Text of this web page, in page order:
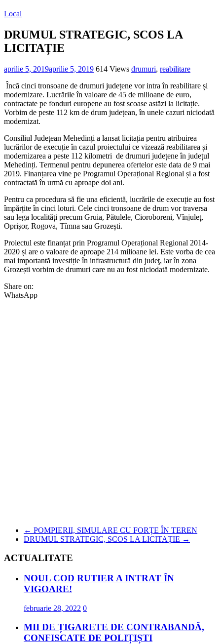
Local
DRUMUL STRATEGIC, SCOS LA
LICITAȚIE
aprilie 5, 2019aprilie 5, 2019 614 Views drumuri, reabilitare
Încă cinci tronsoane de drumuri județene vor intra în reabilitare și
modernizare. Lucrările în valoare de 45 de milioane de euro,
contractate pe fonduri europene au fost scoase astăzi la licitație.
Vorbim de peste 112 km de drum județean, în unele cazuri niciodată
modernizat.
Consiliul Județean Mehedinți a lansat licitația pentru atribuirea
lucrărilor de execuție în cazul proiectului ce vizează reabilitarea și
modernizarea a peste 112 kilometri de drumuri județene în județul
Mehedinți. Termenul pentru depunerea ofertelor este data de 9 mai
2019. Finanțarea vine pe Programul Operațional Regional și a fost
contractată în urmă cu aproape doi ani.
Pentru ca procedura să fie una eficientă, lucrările de execuție au fost
împărțite în cinci loturi. Cele cinci tronsoane de drum vor traversa
sau lega localități precum Gruia, Pătulele, Cioroboreni, Vînjuleț,
Oprișor, Rogova, Tîmna sau Grozești.
Proiectul este finanțat prin Programul Operațional Regional 2014-
2020 și are o valoare de aproape 214 milioane lei. Este vorba de cea
mai importantă investiție în infrastructură din judeţ, iar în zona
Grozești vorbim de drumuri care nu au fost niciodată modernizate.
Share on:
WhatsApp
← POMPIERII, SIMULARE CU FORȚE ÎN TEREN
DRUMUL STRATEGIC, SCOS LA LICITAȚIE →
ACTUALITATE
NOUL COD RUTIER A INTRAT ÎN
VIGOARE!
februarie 28, 2022 0
MII DE ȚIGARETE DE CONTRABANDĂ,
CONFISCATE DE POLIȚIȘTI